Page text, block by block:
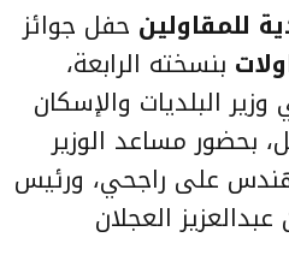
للمقاولين حفل جوائز
بنسخته الرابعة،
البلديات والإسكان
بحضور مساعد الوزير
على راجحي، ورئيس